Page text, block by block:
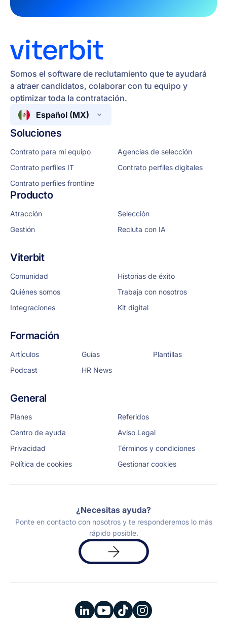
Somos el software de reclutamiento que te ayudará
a atraer candidatos, colaborar con tu equipo y
optimizar toda la contratación.
Español (MX)
Soluciones
Contrato para mi equipo
Agencias de selección
Contrato perfiles IT
Contrato perfiles digitales
Contrato perfiles frontline
Producto
Atracción
Selección
Gestión
Recluta con IA
Viterbit
Comunidad
Historias de éxito
Quiénes somos
Trabaja con nosotros
Integraciones
Kit digital
Formación
Artículos Guías
Plantillas
Podcast
HR News
General
Planes
Referidos
Centro de ayuda
Aviso Legal
Privacidad
Términos y condiciones
Política de cookies
Gestionar cookies
¿Necesitas ayuda?
Ponte en contacto con nosotros y te responderemos lo más
rápido posible.
Solicita
una
demo